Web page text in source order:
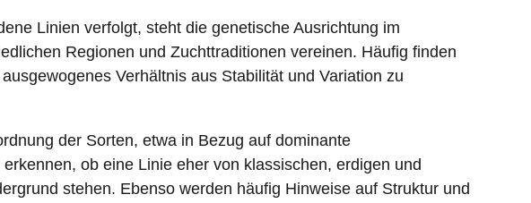
Linien verfolgt, steht die genetische Ausrichtung im
Regionen und Zuchttraditionen vereinen. Häufig finden
Verhältnis aus Stabilität und Variation zu
der Sorten, etwa in Bezug auf dominante
ob eine Linie eher von klassischen, erdigen und
stehen. Ebenso werden häufig Hinweise auf Struktur und